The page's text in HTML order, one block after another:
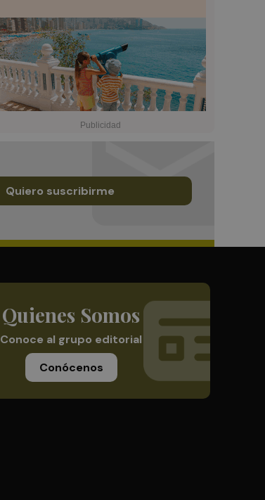
Quiero suscribirme
Quienes Somos
Conoce al grupo editorial
Conócenos